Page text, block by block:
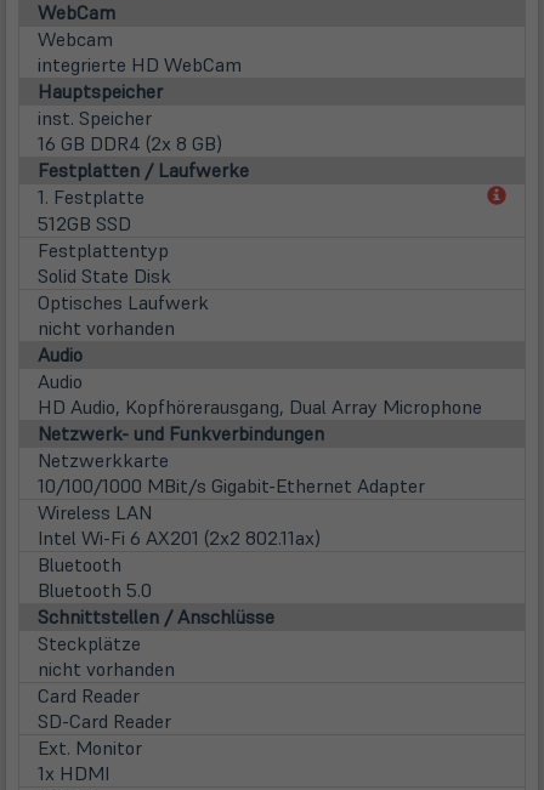
WebCam
Webcam
integrierte HD WebCam
Hauptspeicher
inst. Speicher
16 GB DDR4 (2x 8 GB)
Festplatten / Laufwerke
1. Festplatte
512GB SSD
Festplattentyp
Solid State Disk
Optisches Laufwerk
nicht vorhanden
Audio
Audio
HD Audio, Kopfhörerausgang, Dual Array Microphone
Netzwerk- und Funkverbindungen
Netzwerkkarte
10/100/1000 MBit/s Gigabit-Ethernet Adapter
Wireless LAN
Intel Wi-Fi 6 AX201 (2x2 802.11ax)
Bluetooth
Bluetooth 5.0
Schnittstellen / Anschlüsse
Steckplätze
nicht vorhanden
Card Reader
SD-Card Reader
Ext. Monitor
1x HDMI